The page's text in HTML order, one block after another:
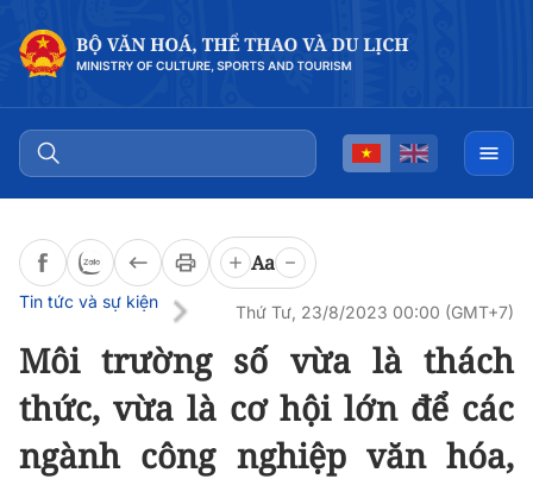
Aa
Tin tức và sự kiện
Thứ Tư, 23/8/2023 00:00 (GMT+7)
Môi trường số vừa là thách
thức, vừa là cơ hội lớn để các
ngành công nghiệp văn hóa,
Đọc bài